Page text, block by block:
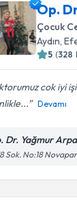
Op.
Çocuk
Aydın,
5 (328
cok iyi
Devamı
Dr. Yağmur
Sok. No:18